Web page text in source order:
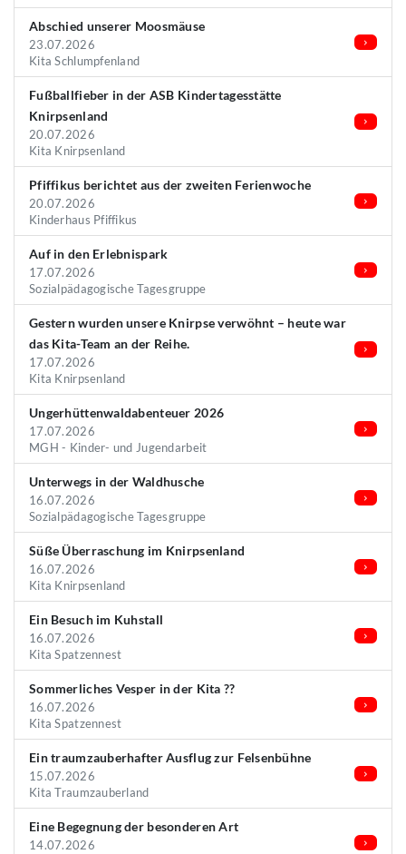
Abschied unserer Moosmäuse
23.07.2026
Kita Schlumpfenland
Fußballfieber in der ASB Kindertagesstätte
Knirpsenland
20.07.2026
Kita Knirpsenland
Pfiffikus berichtet aus der zweiten Ferienwoche
20.07.2026
Kinderhaus Pfiffikus
Auf in den Erlebnispark
17.07.2026
Sozialpädagogische Tagesgruppe
Gestern wurden unsere Knirpse verwöhnt – heute war
das Kita-Team an der Reihe.
17.07.2026
Kita Knirpsenland
Ungerhüttenwaldabenteuer 2026
17.07.2026
MGH - Kinder- und Jugendarbeit
Unterwegs in der Waldhusche
16.07.2026
Sozialpädagogische Tagesgruppe
Süße Überraschung im Knirpsenland
16.07.2026
Kita Knirpsenland
Ein Besuch im Kuhstall
16.07.2026
Kita Spatzennest
Sommerliches Vesper in der Kita ??
16.07.2026
Kita Spatzennest
Ein traumzauberhafter Ausflug zur Felsenbühne
15.07.2026
Kita Traumzauberland
Eine Begegnung der besonderen Art
14.07.2026